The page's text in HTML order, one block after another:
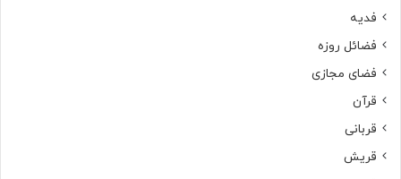
فدیه
فضائل روزه
فضای مجازی
قرآن
قربانی
قریش